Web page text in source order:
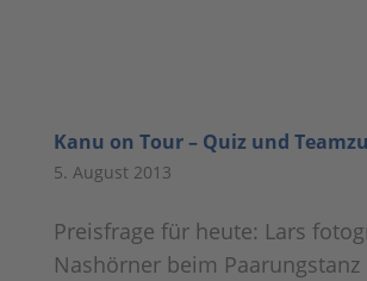
Kanu on Tour – Quiz und
5. August 2013
Preisfrage für heute: Lars
Nashörner beim Paarungstanz